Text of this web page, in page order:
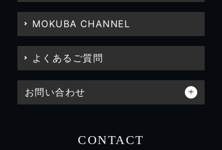
MOKUBA CHANNEL
よくあるご質問
お問い合わせ
CONTACT